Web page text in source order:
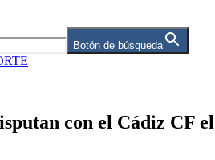
Botón de búsqueda
con el Cádiz